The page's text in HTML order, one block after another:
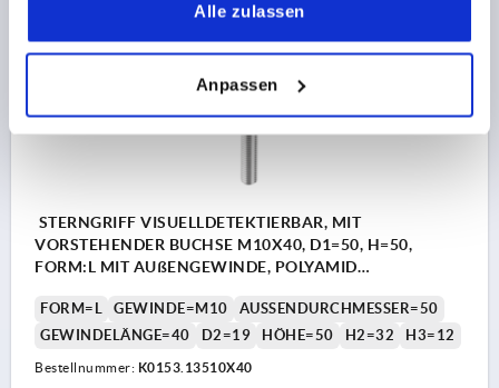
Alle zulassen
Anpassen
STERNGRIFF VISUELLDETEKTIERBAR, MIT
VORSTEHENDER BUCHSE M10X40, D1=50, H=50,
FORM:L MIT AUßENGEWINDE, POLYAMID
FORM=L GEWINDE=M10
AUSSENDURCHMESSER=50
GEWINDELÄNGE=40
D2=19 HÖHE=50 H2=32 H3=12
Bestellnummer: K0153.13510X40